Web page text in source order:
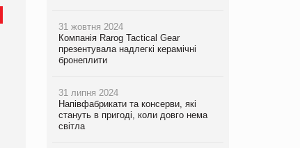
31 жовтня 2024
Компанія Rarog Tactical Gear
презентувала надлегкі керамічні
бронеплити
31 липня 2024
Напівфабрикати та консерви, які
стануть в пригоді, коли довго нема
світла